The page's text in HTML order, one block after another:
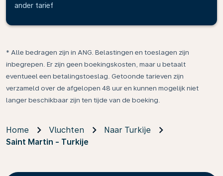
ander tarief
* Alle bedragen zijn in ANG. Belastingen en toeslagen zijn
inbegrepen. Er zijn geen boekingskosten, maar u betaalt
eventueel een betalingstoeslag. Getoonde tarieven zijn
verzameld over de afgelopen 48 uur en kunnen mogelijk niet
langer beschikbaar zijn ten tijde van de boeking.
Home Vluchten
Naar Turkije
Saint Martin - Turkije